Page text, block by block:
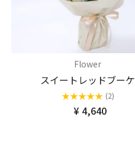
Flower
スイートレッドブーケ
★★★★★ (2)
¥ 4,640